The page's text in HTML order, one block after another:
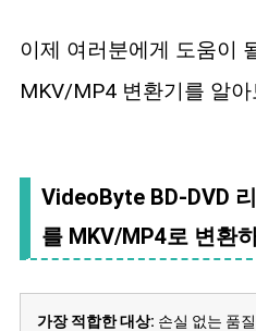
이제 여러분에게 도움이
MKV/MP4 변환기를 알
VideoByte BD-DVD
를 MKV/MP4로 변환
가장 적합한 대상: 손실 없는 품